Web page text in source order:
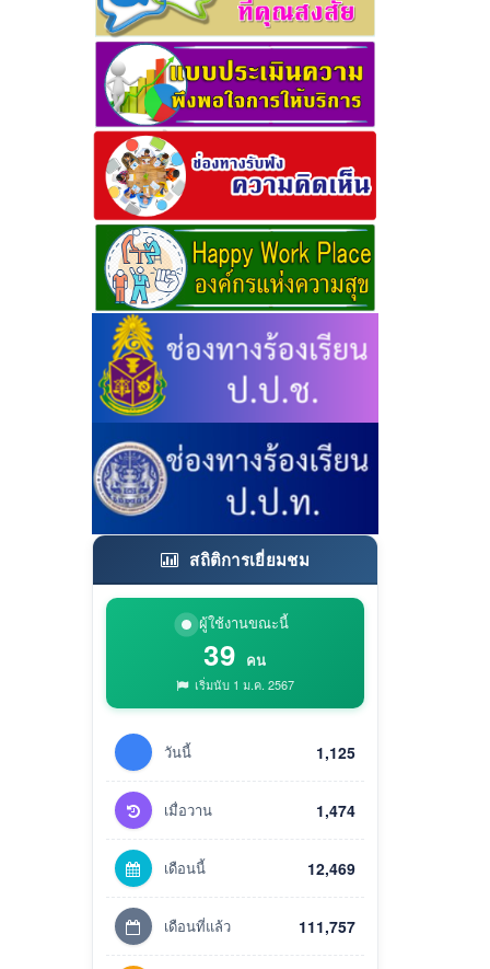
สถิติการเยี่ยมชม
ผู้ใช้งานขณะนี้
39 คน
เริ่มนับ 1 ม.ค. 2567
วันนี้ 1,125
เมื่อวาน 1,474
เดือนนี้ 12,469
เดือนที่แล้ว 111,757